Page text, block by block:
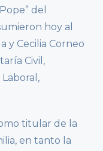
del
hoy al
y Cecilia Corneo
Civil,
titular de la
en tanto la